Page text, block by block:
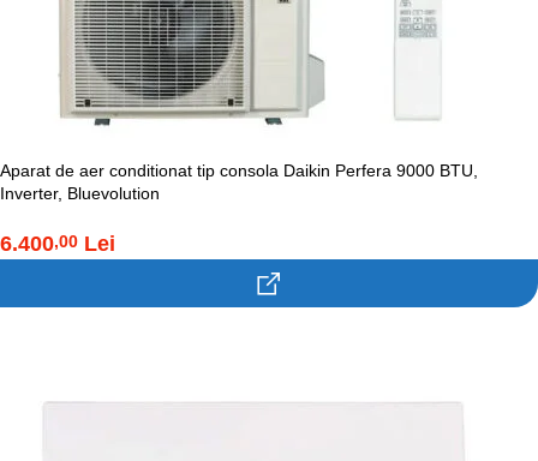
Aparat de aer conditionat tip consola Daikin Perfera 9000 BTU,
Inverter, Bluevolution
6.400,00 Lei